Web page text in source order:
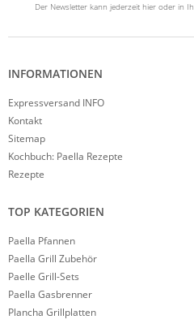
Der Newsletter kann jederzeit hier oder in
INFORMATIONEN
Expressversand INFO
Kontakt
Sitemap
Kochbuch: Paella Rezepte
Rezepte
TOP KATEGORIEN
Paella Pfannen
Paella Grill Zubehör
Paelle Grill-Sets
Paella Gasbrenner
Plancha Grillplatten